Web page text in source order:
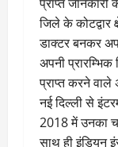
जिले के कोटद्वार
डाक्टर बनकर
अपनी
प्राप्त करने वाले
न‌ई दिल्ली से
2018 में उनका
साथ ही इंडियन